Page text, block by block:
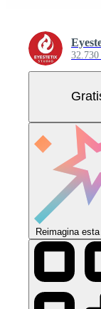
32.730
Reimagina